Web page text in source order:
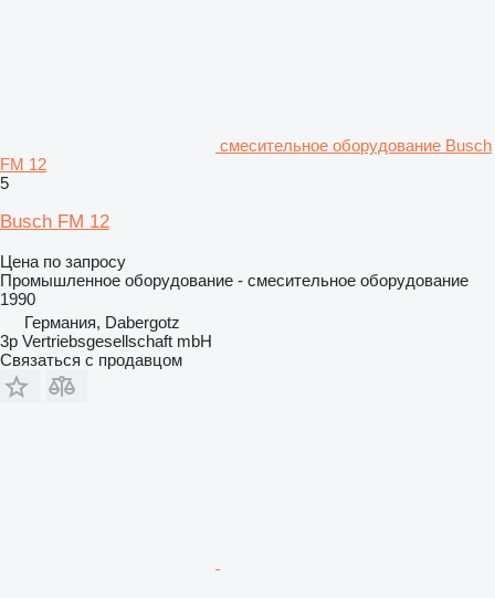
смесительное оборудование Busch
FM 12
5
Busch FM 12
Цена по запросу
Промышленное оборудование - смесительное оборудование
1990
Германия, Dabergotz
3p Vertriebsgesellschaft mbH
Связаться с продавцом